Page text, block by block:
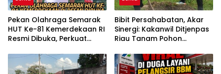
Pekan Olahraga Semarak
HUT Ke-81 Kemerdekaan RI
Resmi Dibuka, Perkuat
Pegawai
Bibit Persahabatan, Akar
Sinergi: Kakanwil Ditjenpas
Riau Tanam Pohon
Riau